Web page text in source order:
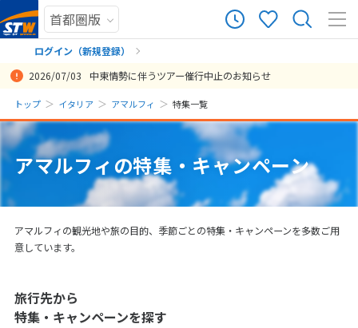
ログイン（新規登録）
まだ履歴がありません
まだ登録がありません
2026/07/03 中東情勢に伴うツアー催行中止のお知らせ
トップ イタリア アマルフィ 特集一覧
アマルフィの特集・キャンペーン
アマルフィの観光地や旅の目的、季節ごとの特集・キャンペーンを多数ご用
意しています。
旅行先から
特集・キャンペーンを探す